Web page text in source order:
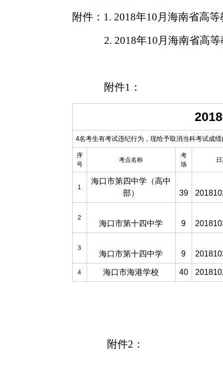
附件： 1. 2018年10月海南省高
2. 2018年10月海南省高
附件1：
4名考生有考试违纪行为，现给予取消当科考试成
序
号
考点名称
考
场
1
海口市第四中学（高中
部）
39
2
海口市第十四中学 9
3
海口市第十四中学 9
4 海口市海港学校 40
附件2：